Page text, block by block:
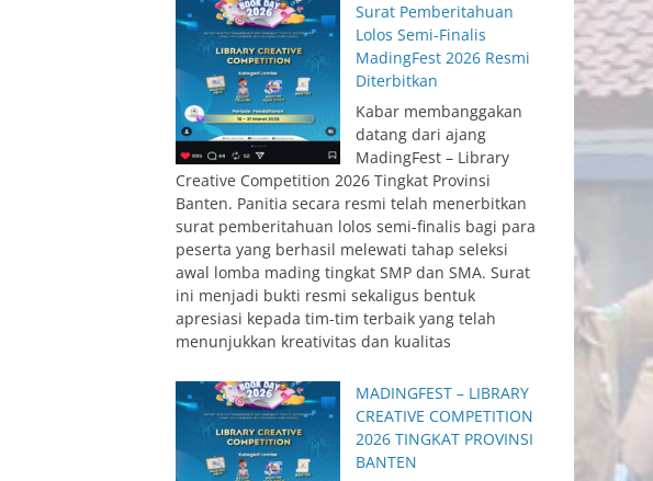
Surat Pemberitahuan
Lolos Semi-Finalis
MadingFest 2026 Resmi
Diterbitkan
Kabar membanggakan
datang dari ajang
MadingFest – Library
Creative Competition 2026 Tingkat Provinsi
Banten. Panitia secara resmi telah menerbitkan
surat pemberitahuan lolos semi-finalis bagi para
peserta yang berhasil melewati tahap seleksi
awal lomba mading tingkat SMP dan SMA. Surat
ini menjadi bukti resmi sekaligus bentuk
apresiasi kepada tim-tim terbaik yang telah
menunjukkan kreativitas dan kualitas
MADINGFEST – LIBRARY
CREATIVE COMPETITION
2026 TINGKAT PROVINSI
BANTEN